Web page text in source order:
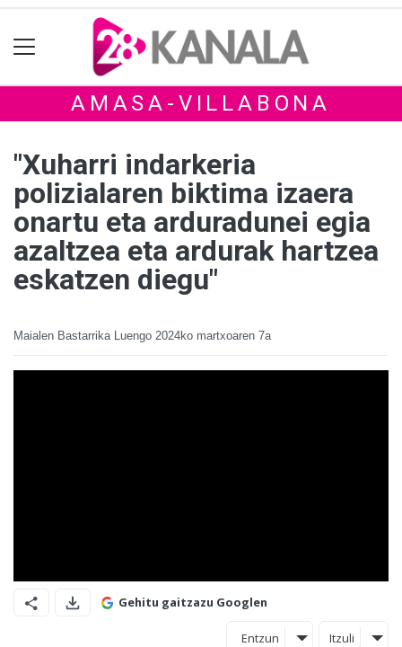
AMASA-VILLABONA
"Xuharri indarkeria
polizialaren biktima izaera
onartu eta arduradunei egia
azaltzea eta ardurak hartzea
eskatzen diegu"
Maialen Bastarrika Luengo 2024ko martxoaren 7a
Gehitu gaitzazu Googlen
Entzun Itzuli